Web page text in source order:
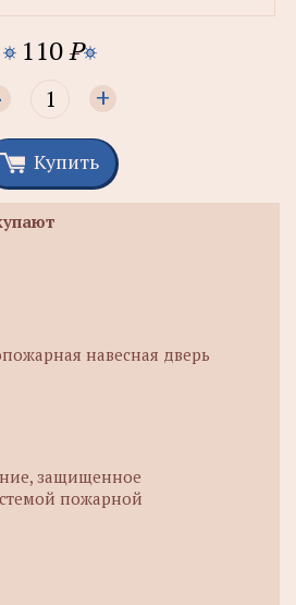
110P
+
Купить
навесная дверь
защищенное
пожарной